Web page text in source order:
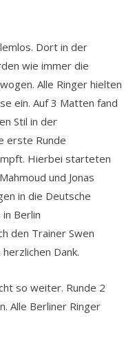
Dort in der
wie immer die
Alle Ringer hielten
ein. Auf 3 Matten fand
Stil in der
erste Runde
Hierbei starteten
und Jonas
in die Deutsche
Berlin
den Trainer Swen
Dank.
so weiter. Runde 2
Alle Berliner Ringer